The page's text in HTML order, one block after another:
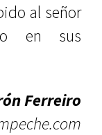
al señor
en sus
Ferreiro